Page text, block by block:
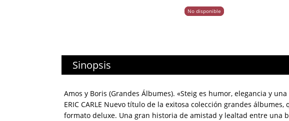
No disponible
Sinopsis
Amos y Boris (Grandes Álbumes). «Steig es humor, elegancia y
ERIC CARLE Nuevo título de la exitosa colección grandes
formato deluxe. Una gran historia de amistad y lealtad entre